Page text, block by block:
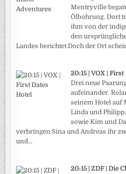
Mentryville
Ölbohrung. Dort
ihm von der
den
Landes berichtet.Doch der Ort
20:15 | VOX |
Drei neue
aufeinander.
seinem Hotel auf
Linda und
sowie Kim und
verbringen Sina und Andreas ihr
und...
20:15 | ZDF | Die